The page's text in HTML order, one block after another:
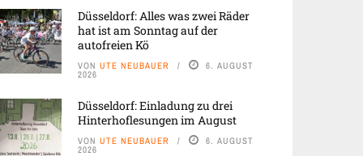
Düsseldorf: Alles was zwei Räder
hat ist am Sonntag auf der
autofreien Kö
VON UTE NEUBAUER 6. AUGUST
2026
Düsseldorf: Einladung zu drei
Hinterhoflesungen im August
VON UTE NEUBAUER 6. AUGUST
2026